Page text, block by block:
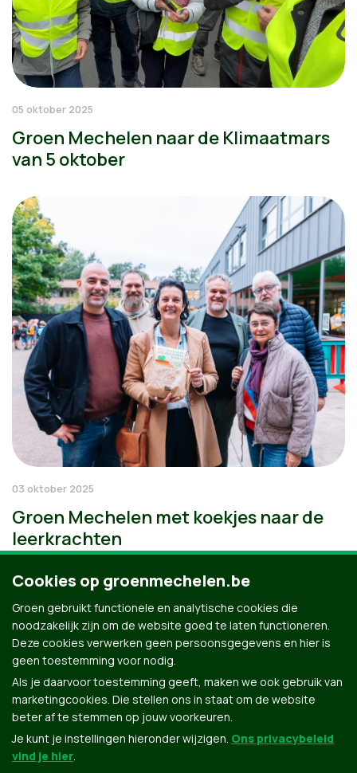
05 oktober 2025
Groen Mechelen naar de Klimaatmars
van 5 oktober
03 oktober 2025
Groen Mechelen met koekjes naar de
leerkrachten
Cookies op groenmechelen.be
Groen gebruikt functionele en analytische cookies die
noodzakelijk zijn om de website goed te laten functioneren.
Deze cookies verwerken geen persoonsgegevens en hier is
geen toestemming voor nodig.
Als je daarvoor toestemming geeft, maken we ook gebruik van
marketingcookies. Die stellen ons in staat om de website
beter af te stemmen op jouw voorkeuren.
Je kunt je instellingen hieronder wijzigen. Ons privacybeleid
vind je hier.